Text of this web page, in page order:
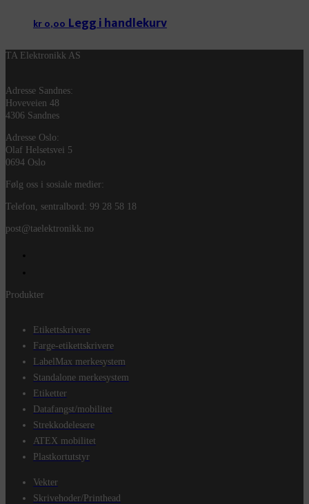
kr 0,00 Legg i handlekurv
TA Elektronikk AS
Adresse Sandnes:
Hoveveien 48
4306 Sandnes
Adresse Oslo:
Olaf Helsetsvei 5
0694 Oslo
Følg oss i sosiale medier:
Telefon, sentralbord: 99 28 58 18
post@taelektronikk.no
Produkter
Etikettskrivere
Farge-etikettskrivere
LabelMax merkesystem
Standalone merkesystem
Etiketter
Datafangst/mobilitet
Strekkodelesere
ATEX mobilitet
Plastkortutstyr
Vekter
Skrivehoder/Printhead